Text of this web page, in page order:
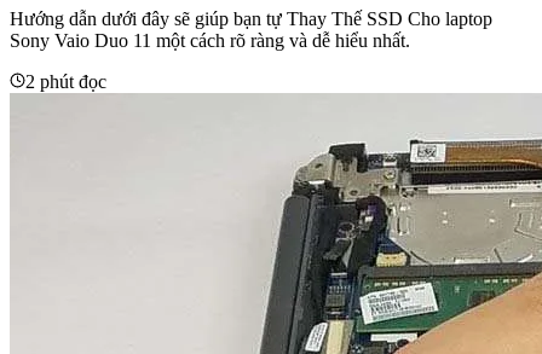
Hướng dẫn dưới đây sẽ giúp bạn tự Thay Thế SSD Cho laptop
Sony Vaio Duo 11 một cách rõ ràng và dễ hiểu nhất.
2 phút đọc